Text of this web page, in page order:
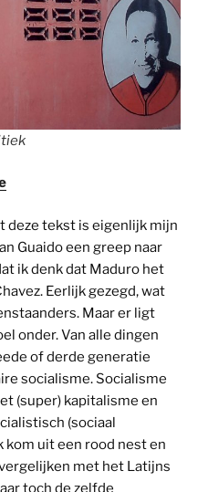
deze tekst is eigenlijk mijn
Guaido een greep naar
ik denk dat Maduro het
Eerlijk gezegd, wat
Maar er ligt
onder. Van alle dingen
of derde generatie
socialisme. Socialisme
(super) kapitalisme en
(sociaal
kom uit een rood nest en
met het Latijns
toch de zelfde